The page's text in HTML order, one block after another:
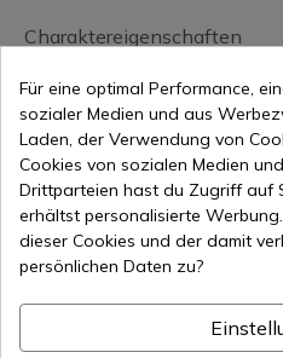
Charaktereigenschaften
27,30 €
Online-
Für eine optimal Performance,
sozialer Medien und aus
Laden, der Verwendung von
Cookies von sozialen Medien
Drittparteien hast du Zugriff auf
erhältst personalisierte
dieser Cookies und der damit
persönlichen Daten zu?